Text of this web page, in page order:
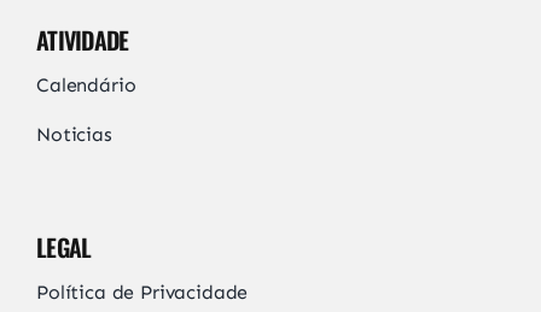
ATIVIDADE
Calendário
Noticias
LEGAL
Política de Privacidade